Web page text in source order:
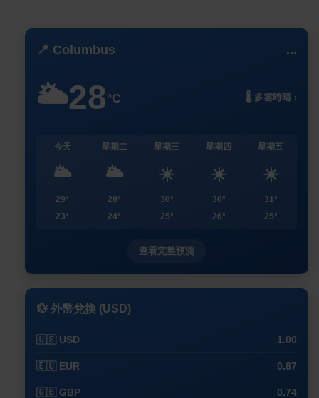
📍 Columbus ...
🌥️28°C 🌡️ 多雲時晴 ›
今天
🌥️
29°
23°
星期二
🌥️
28°
24°
星期三
☀️
30°
25°
星期四
☀️
30°
26°
星期五
☀️
31°
25°
查看完整預測
💱 外幣兌換 (USD)
🇺🇸 USD 1.00
🇪🇺 EUR 0.87
🇬🇧 GBP 0.74